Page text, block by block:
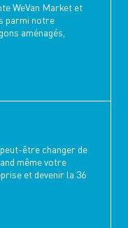
WeVan Market et
parmi notre
aménagés,
être changer de
même votre
et devenir la 36